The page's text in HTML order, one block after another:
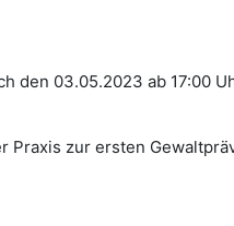
den 03.05.2023 ab 17:00
Praxis zur ersten